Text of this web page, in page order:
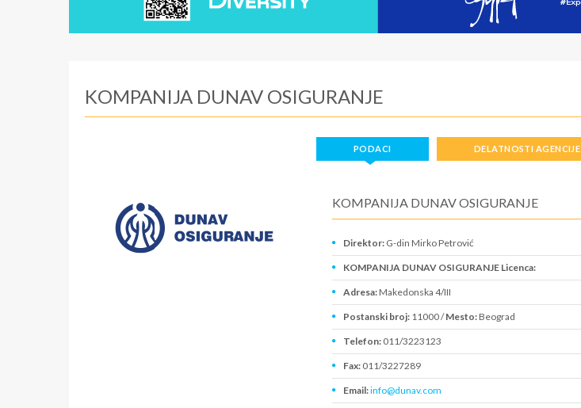
KOMPANIJA DUNAV OSIGURANJE
PODACI DELATNOSTI AGENCIJE
KOMPANIJA DUNAV OSIGURANJE
Direktor:G-din Mirko Petrović
KOMPANIJA DUNAV OSIGURANJE Licenca:
Adresa:Makedonska 4/III
Postanski broj:11000 /Mesto:Beograd
Telefon:011/3223123
Fax:011/3227289
Email:info@dunav.com